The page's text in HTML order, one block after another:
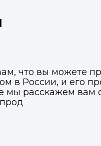
что вы можете
в России, и его
мы расскажем вам